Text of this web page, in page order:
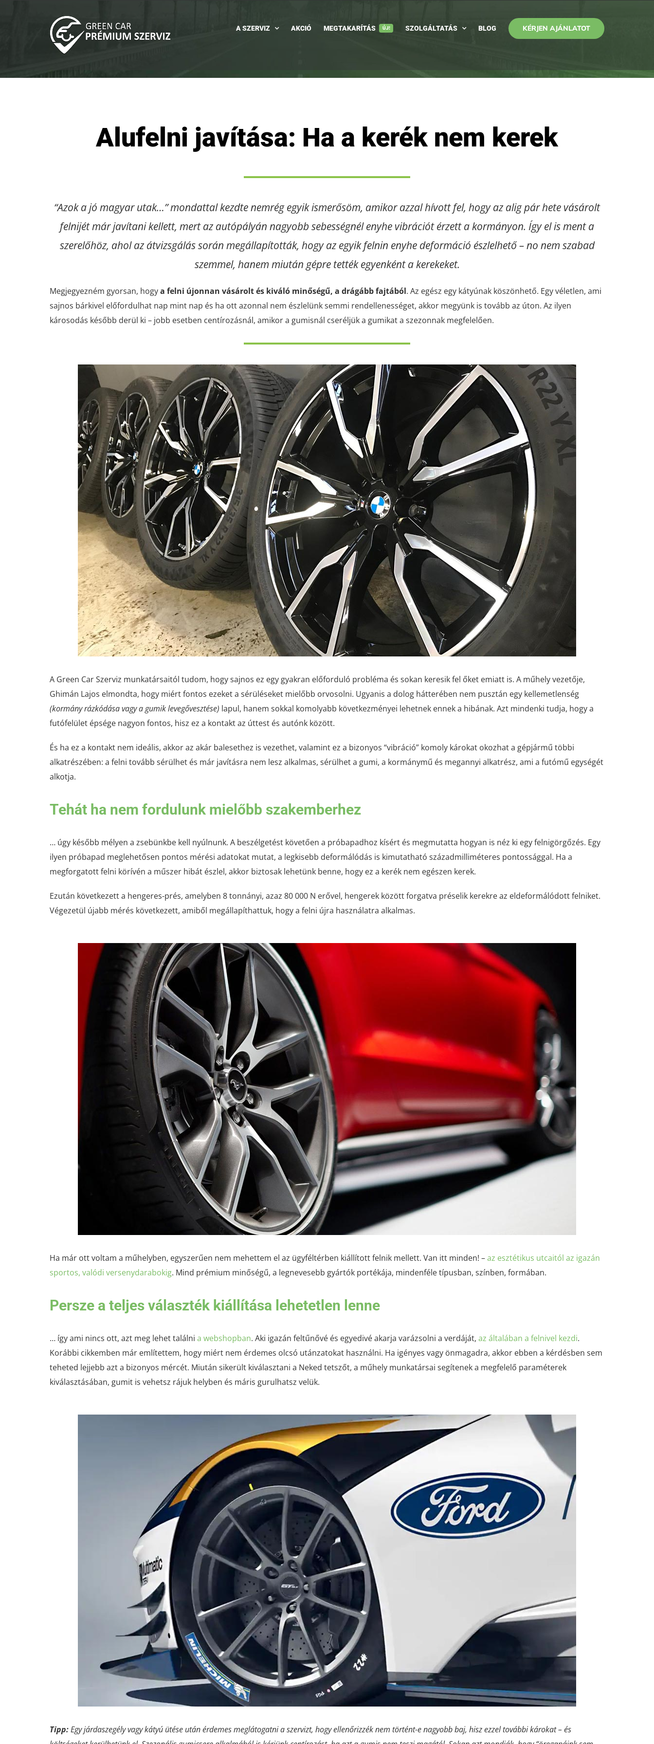
A SZERVIZ AKCIÓ MEGTAKARÍTÁS ÚJ! SZOLGÁLTATÁS BLOG KÉRJEN AJÁNLATOT
Alufelni javítása: Ha a kerék nem kerek
“Azok a jó magyar utak…” mondattal kezdte nemrég egyik ismerősöm, amikor azzal hívott fel, hogy az alig pár hete vásárolt
felnijét már javítani kellett, mert az autópályán nagyobb sebességnél enyhe vibrációt érzett a kormányon. Így el is ment a
szerelőhöz, ahol az átvizsgálás során megállapították, hogy az egyik felnin enyhe deformáció észlelhető – no nem szabad
szemmel, hanem miután gépre tették egyenként a kerekeket.
Megjegyezném gyorsan, hogya felni újonnan vásárolt és kiváló minőségű, a drágább fajtából. Az egész egy kátyúnak köszönhető. Egy véletlen, ami
sajnos bárkivel előfordulhat nap mint nap és ha ott azonnal nem észlelünk semmi rendellenességet, akkor megyünk is tovább az úton. Az ilyen
károsodás később derül ki – jobb esetben centírozásnál, amikor a gumisnál cseréljük a gumikat a szezonnak megfelelően.
A Green Car Szerviz munkatársaitól tudom, hogy sajnos ez egy gyakran előforduló probléma és sokan keresik fel őket emiatt is. A műhely vezetője,
Ghimán Lajos elmondta, hogy miért fontos ezeket a sérüléseket mielőbb orvosolni. Ugyanis a dolog hátterében nem pusztán egy kellemetlenség
(kormány rázkódása vagy a gumik levegővesztése) lapul, hanem sokkal komolyabb következményei lehetnek ennek a hibának. Azt mindenki tudja, hogy a
futófelület épsége nagyon fontos, hisz ez a kontakt az úttest és autónk között.
És ha ez a kontakt nem ideális, akkor az akár balesethez is vezethet, valamint ez a bizonyos “vibráció” komoly károkat okozhat a gépjármű többi
alkatrészében: a felni tovább sérülhet és már javításra nem lesz alkalmas, sérülhet a gumi, a kormánymű és megannyi alkatrész, ami a futómű egységét
alkotja.
Tehát ha nem fordulunk mielőbb szakemberhez
… úgy később mélyen a zsebünkbe kell nyúlnunk. A beszélgetést követően a próbapadhoz kísért és megmutatta hogyan is néz ki egy felnigörgőzés. Egy
ilyen próbapad meglehetősen pontos mérési adatokat mutat, a legkisebb deformálódás is kimutatható századmilliméteres pontossággal. Ha a
megforgatott felni körívén a műszer hibát észlel, akkor biztosak lehetünk benne, hogy ez a kerék nem egészen kerek.
Ezután következett a hengeres-prés, amelyben 8 tonnányi, azaz 80 000 N erővel, hengerek között forgatva préselik kerekre az eldeformálódott felniket.
Végezetül újabb mérés következett, amiből megállapíthattuk, hogy a felni újra használatra alkalmas.
Ha már ott voltam a műhelyben, egyszerűen nem mehettem el az ügyféltérben kiállított felnik mellett. Van itt minden! –az esztétikus utcaitól az igazán
sportos, valódi versenydarabokig. Mind prémium minőségű, a legnevesebb gyártók portékája, mindenféle típusban, színben, formában.
Persze a teljes választék kiállítása lehetetlen lenne
… így ami nincs ott, azt meg lehet találni a webshopban. Aki igazán feltűnővé és egyedivé akarja varázsolni a verdáját, az általában a felnivel kezdi.
Korábbi cikkemben már említettem, hogy miért nem érdemes olcsó utánzatokat használni. Ha igényes vagy önmagadra, akkor ebben a kérdésben sem
teheted lejjebb azt a bizonyos mércét. Miután sikerült kiválasztani a Neked tetszőt, a műhely munkatársai segítenek a megfelelő paraméterek
kiválasztásában, gumit is vehetsz rájuk helyben és máris gurulhatsz velük.
Tipp:Egy járdaszegély vagy kátyú ütése után érdemes meglátogatni a szervizt, hogy ellenőrizzék nem történt-e nagyobb baj, hisz ezzel további károkat – és